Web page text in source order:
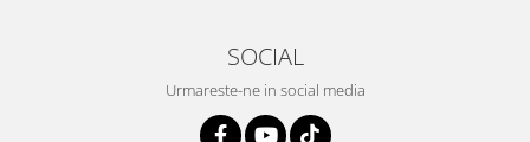
SOCIAL
Urmareste-ne in social media